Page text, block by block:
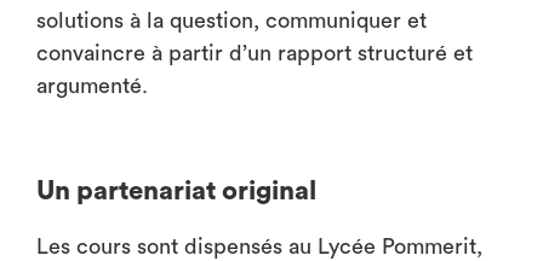
solutions à la question, communiquer et
convaincre à partir d’un rapport structuré et
argumenté.
Un partenariat original
Les cours sont dispensés au Lycée Pommerit,